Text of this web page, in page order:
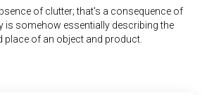
of clutter; that's a consequence of
is somehow essentially describing the
place of an object and product.